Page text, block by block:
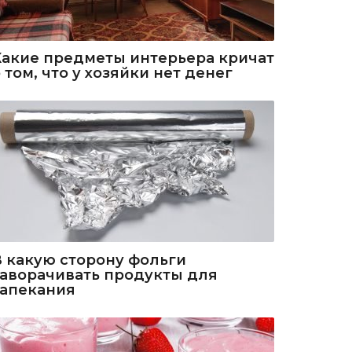
предметы интерьера кричат
том, что у хозяйки нет денег
какую сторону фольги
продукты для